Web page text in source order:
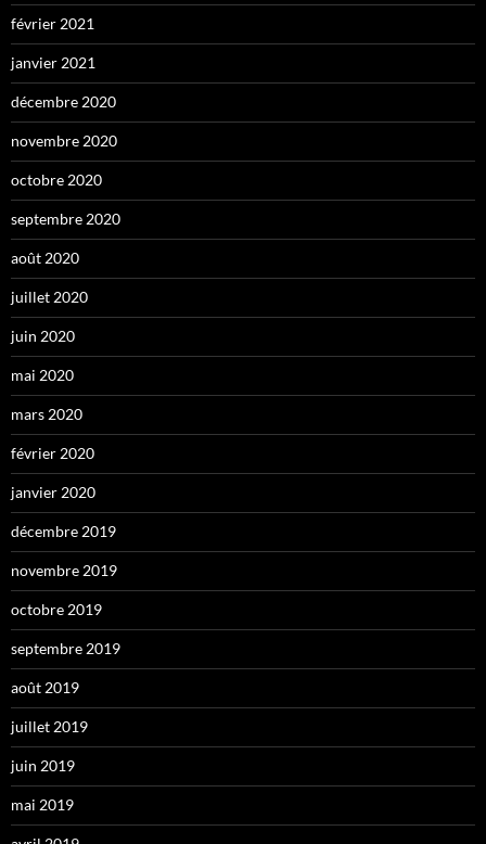
février 2021
janvier 2021
décembre 2020
novembre 2020
octobre 2020
septembre 2020
août 2020
juillet 2020
juin 2020
mai 2020
mars 2020
février 2020
janvier 2020
décembre 2019
novembre 2019
octobre 2019
septembre 2019
août 2019
juillet 2019
juin 2019
mai 2019